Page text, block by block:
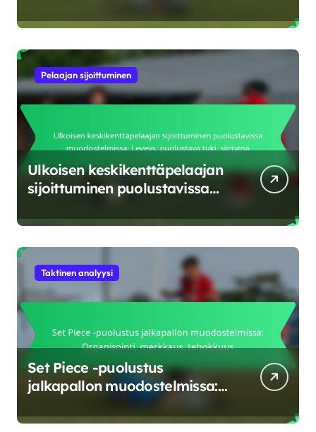
Pelaajan sijoittuminen
Ulkoisen keskikenttäpelaajan
sijoittuminen puolustavissa
puolustava tuki, siirtymä
Taktinen analyysi
Set Piece -puolustus
jalkapallon muodostelmissa:
Organisointi, merkkaus,
tehokkuus